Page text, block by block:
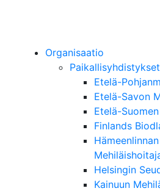
Organisaatio
Paikallisyhdistykset
Etelä-
Etelä-Savon
Etelä-
Finlands
Helsingin
Kainuun